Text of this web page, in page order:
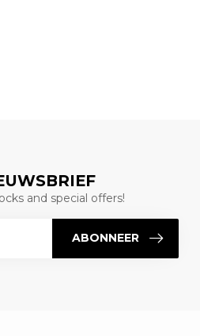
and special offers!
ABONNEER